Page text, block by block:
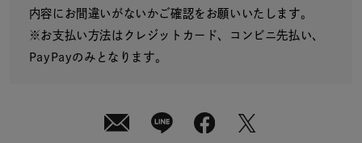
内容にお間違いがないかご確認をお願いいたします。
※お支払い方法はクレジットカード、コンビニ先払い、
PayPayのみとなります。